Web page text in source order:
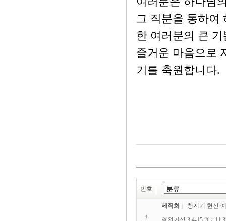
그 직분을 통하여
한 여러분의 큰
즐거운 마음으로
기를 축원합니다.
번호
4
제직회
청지기 헌신